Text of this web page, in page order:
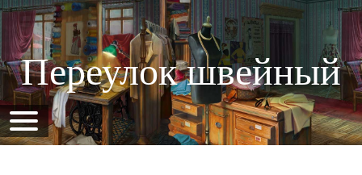
Переулок швейный